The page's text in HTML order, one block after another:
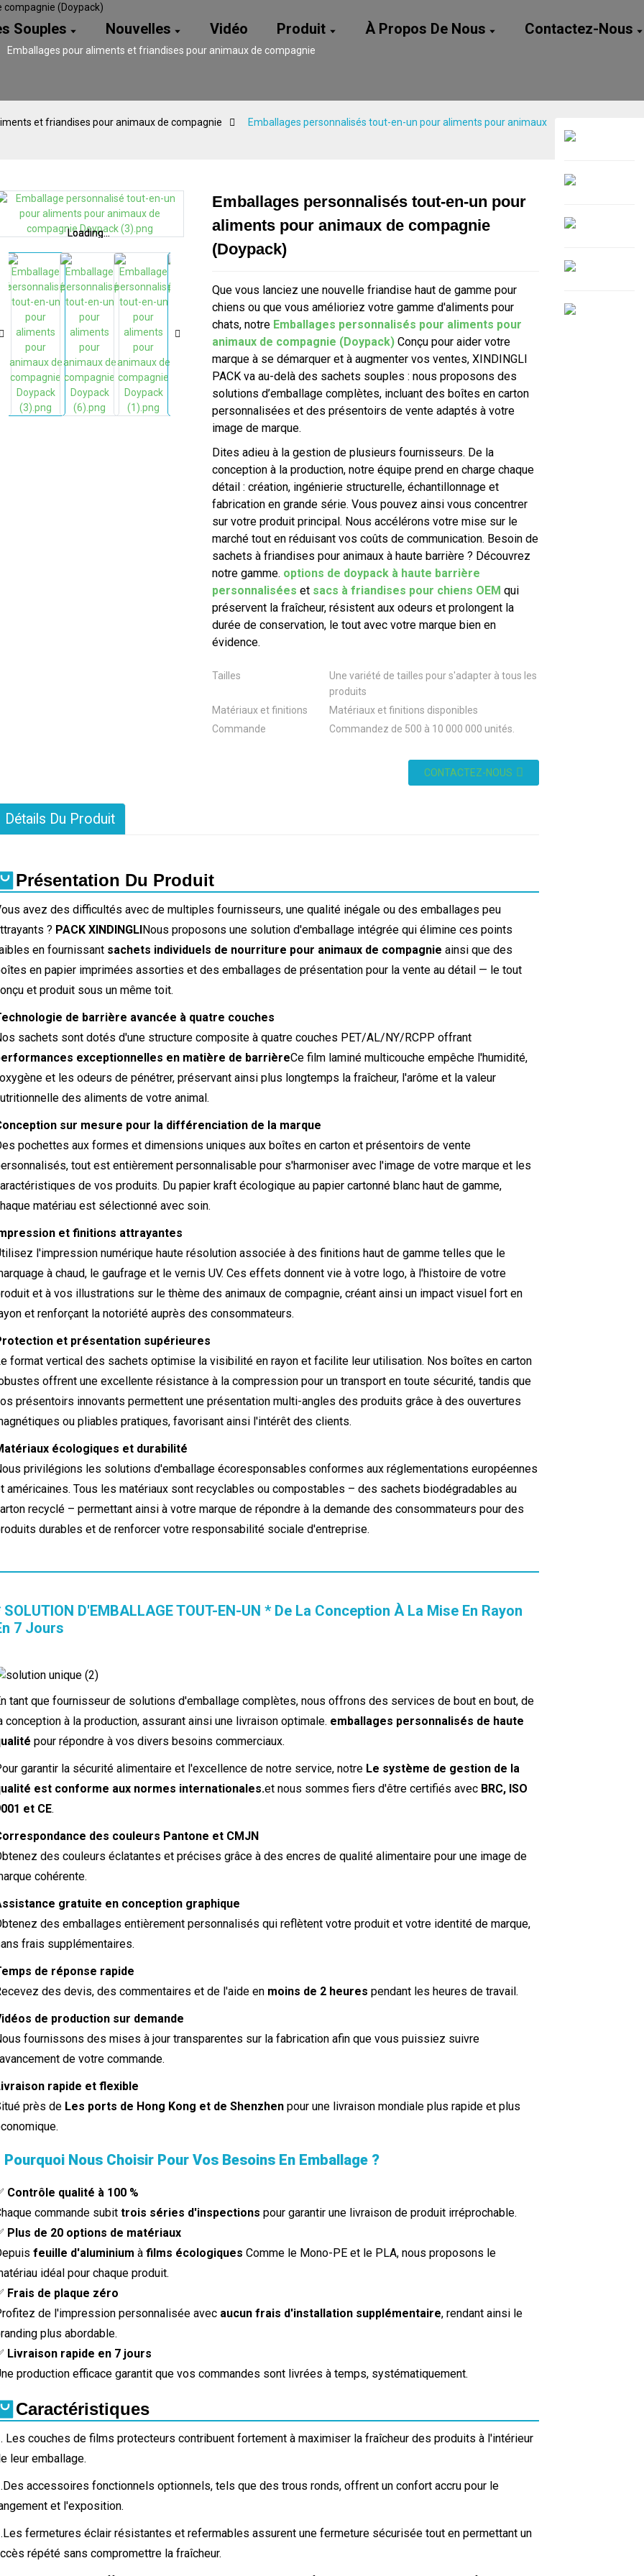
Souples Nouvelles Vidéo Produit À Propos De Nous Contactez-Nous
Emballages pour aliments et friandises pour animaux de compagnie
et friandises pour animaux de compagnie
Emballages personnalisés tout-en-un pour aliments pour animaux
Loading...
Loading... Loading...
Loading... Loading...
Loading...
Emballages personnalisés tout-en-un pour
aliments pour animaux de compagnie
(Doypack)
Que vous lanciez une nouvelle friandise haut de gamme pour
chiens ou que vous amélioriez votre gamme d'aliments pour
chats, notre Emballages personnalisés pour aliments pour
animaux de compagnie (Doypack) Conçu pour aider votre
marque à se démarquer et à augmenter vos ventes, XINDINGLI
PACK va au-delà des sachets souples : nous proposons des
solutions d’emballage complètes, incluant des boîtes en carton
personnalisées et des présentoirs de vente adaptés à votre
image de marque.
Dites adieu à la gestion de plusieurs fournisseurs. De la
conception à la production, notre équipe prend en charge chaque
détail : création, ingénierie structurelle, échantillonnage et
fabrication en grande série. Vous pouvez ainsi vous concentrer
sur votre produit principal. Nous accélérons votre mise sur le
marché tout en réduisant vos coûts de communication. Besoin de
sachets à friandises pour animaux à haute barrière ? Découvrez
notre gamme. options de doypack à haute barrière
personnalisées et sacs à friandises pour chiens OEM qui
préservent la fraîcheur, résistent aux odeurs et prolongent la
durée de conservation, le tout avec votre marque bien en
évidence.
Tailles
Une variété de tailles pour s'adapter à tous les
produits
Matériaux et finitions
Matériaux et finitions disponibles
Commande
Commandez de 500 à 10 000 000 unités.
CONTACTEZ-NOUS
Détails Du Produit
Présentation Du Produit
avez des difficultés avec de multiples fournisseurs, une qualité inégale ou des emballages peu
? PACK XINDINGLINous proposons une solution d'emballage intégrée qui élimine ces points
en fournissant sachets individuels de nourriture pour animaux de compagnie ainsi que des
en papier imprimées assorties et des emballages de présentation pour la vente au détail — le tout
et produit sous un même toit.
de barrière avancée à quatre couches
sachets sont dotés d'une structure composite à quatre couches PET/AL/NY/RCPP offrant
exceptionnelles en matière de barrièreCe film laminé multicouche empêche l'humidité,
et les odeurs de pénétrer, préservant ainsi plus longtemps la fraîcheur, l'arôme et la valeur
des aliments de votre animal.
sur mesure pour la différenciation de la marque
pochettes aux formes et dimensions uniques aux boîtes en carton et présentoirs de vente
tout est entièrement personnalisable pour s'harmoniser avec l'image de votre marque et les
de vos produits. Du papier kraft écologique au papier cartonné blanc haut de gamme,
matériau est sélectionné avec soin.
et finitions attrayantes
l'impression numérique haute résolution associée à des finitions haut de gamme telles que le
à chaud, le gaufrage et le vernis UV. Ces effets donnent vie à votre logo, à l'histoire de votre
et à vos illustrations sur le thème des animaux de compagnie, créant ainsi un impact visuel fort en
et renforçant la notoriété auprès des consommateurs.
et présentation supérieures
format vertical des sachets optimise la visibilité en rayon et facilite leur utilisation. Nos boîtes en carton
offrent une excellente résistance à la compression pour un transport en toute sécurité, tandis que
présentoirs innovants permettent une présentation multi-angles des produits grâce à des ouvertures
ou pliables pratiques, favorisant ainsi l'intérêt des clients.
écologiques et durabilité
privilégions les solutions d'emballage écoresponsables conformes aux réglementations européennes
américaines. Tous les matériaux sont recyclables ou compostables – des sachets biodégradables au
recyclé – permettant ainsi à votre marque de répondre à la demande des consommateurs pour des
durables et de renforcer votre responsabilité sociale d'entreprise.
SOLUTION D'EMBALLAGE TOUT-EN-UN * De La Conception À La Mise En Rayon
7 Jours
tant que fournisseur de solutions d'emballage complètes, nous offrons des services de bout en bout, de
conception à la production, assurant ainsi une livraison optimale. emballages personnalisés de haute
pour répondre à vos divers besoins commerciaux.
garantir la sécurité alimentaire et l'excellence de notre service, notre Le système de gestion de la
est conforme aux normes internationales.et nous sommes fiers d'être certifiés avec BRC, ISO
et CE.
des couleurs Pantone et CMJN
des couleurs éclatantes et précises grâce à des encres de qualité alimentaire pour une image de
cohérente.
gratuite en conception graphique
des emballages entièrement personnalisés qui reflètent votre produit et votre identité de marque,
frais supplémentaires.
de réponse rapide
des devis, des commentaires et de l'aide en moins de 2 heures pendant les heures de travail.
de production sur demande
fournissons des mises à jour transparentes sur la fabrication afin que vous puissiez suivre
de votre commande.
rapide et flexible
près de Les ports de Hong Kong et de Shenzhen pour une livraison mondiale plus rapide et plus
▌Pourquoi Nous Choisir Pour Vos Besoins En Emballage ?
Contrôle qualité à 100 %
commande subit trois séries d'inspections pour garantir une livraison de produit irréprochable.
Plus de 20 options de matériaux
feuille d'aluminium à films écologiques Comme le Mono-PE et le PLA, nous proposons le
idéal pour chaque produit.
Frais de plaque zéro
de l'impression personnalisée avec aucun frais d'installation supplémentaire, rendant ainsi le
plus abordable.
Livraison rapide en 7 jours
production efficace garantit que vos commandes sont livrées à temps, systématiquement.
Caractéristiques
Les couches de films protecteurs contribuent fortement à maximiser la fraîcheur des produits à l'intérieur
leur emballage.
Des accessoires fonctionnels optionnels, tels que des trous ronds, offrent un confort accru pour le
et l'exposition.
Les fermetures éclair résistantes et refermables assurent une fermeture sécurisée tout en permettant un
répété sans compromettre la fraîcheur.